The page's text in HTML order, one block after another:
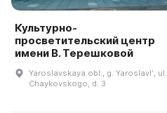
Культурно-
просветительский центр
имени В. Терешковой
Yaroslavskaya obl., g. Yaroslavlʹ, ul.
Chaykovskogo, d. 3